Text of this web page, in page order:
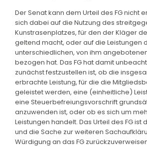
Der Senat kann dem Urteil des FG nicht
sich dabei auf die Nutzung des
Kunstrasenplatzes, für den der Kläger
geltend macht, oder auf die Leistungen
unterschiedlichen, von ihm
bezogen hat. Das FG hat damit
zunächst festzustellen ist, ob die
erbrachte Leistung, für die die
geleistet werden, eine (einheitliche)
eine Steuerbefreiungsvorschrift
anzuwenden ist, oder ob es sich um
Leistungen handelt. Das Urteil des FG
und die Sache zur weiteren
Würdigung an das FG